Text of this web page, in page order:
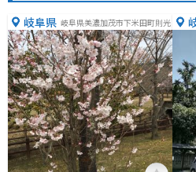
岐阜県 岐阜県美濃加茂市下米田町則光